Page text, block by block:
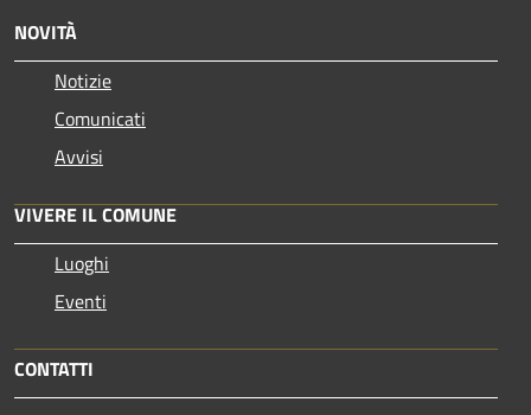
NOVITÀ
Notizie
Comunicati
Avvisi
VIVERE IL COMUNE
Luoghi
Eventi
CONTATTI